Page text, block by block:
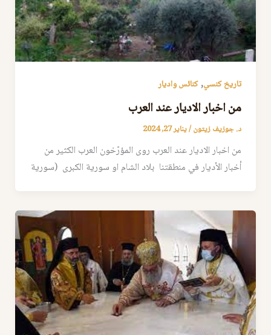
تاريخ كنسي,كنائس واديار
من اخبار الاديار عند العرب
د. جوزيف زيتون/يناير 27, 2024
من اخبار الاديار عند العرب روى المؤرّخون العرب الكثير من
أخبار الأديار في منطقتنا بلاد الشام او سورية الكبرى (سورية